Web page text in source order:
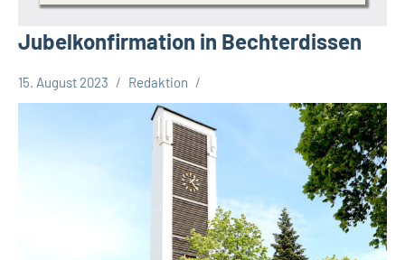
Jubelkonfirmation in Bechterdissen
15. August 2023 Redaktion